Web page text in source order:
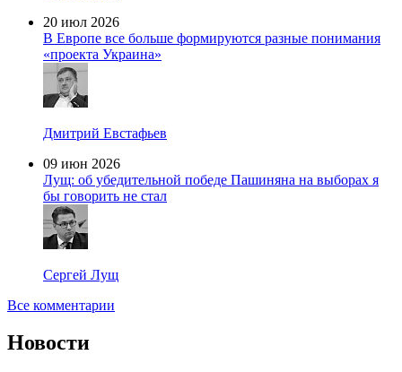
20 июл 2026
В Европе все больше формируются разные понимания
«проекта Украина»
Дмитрий Евстафьев
09 июн 2026
Лущ: об убедительной победе Пашиняна на выборах я
бы говорить не стал
Сергей Лущ
Все комментарии
Новости